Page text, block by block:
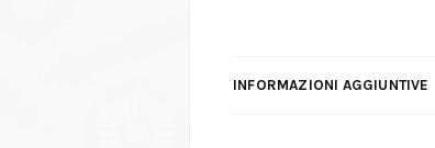
INFORMAZIONI AGGIUNTIVE